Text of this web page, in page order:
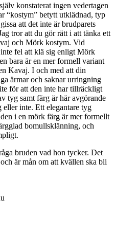
konstaterat ingen vedertagen
“kostym” betytt utklädnad, typ
att det inte är brudparets
tror att du gör rätt i att tänka ett
och Mörk kostym. Vid
fel att klä sig enligt Mörk
bara är en mer formell variant
Kavaj. I och med att din
ärmar och saknar urringning
för att den inte har tillräckligt
tyg samt färg är här avgörande
eller inte. Ett elegantare tyg
i en mörk färg är mer formellt
bomullsklänning, och
bruden vad hon tycker. Det
är mån om att kvällen ska bli